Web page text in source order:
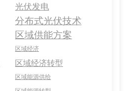
光伏发电
分布式光伏技术
区域供能方案
区域经济
区域经济转型
区域能源供给